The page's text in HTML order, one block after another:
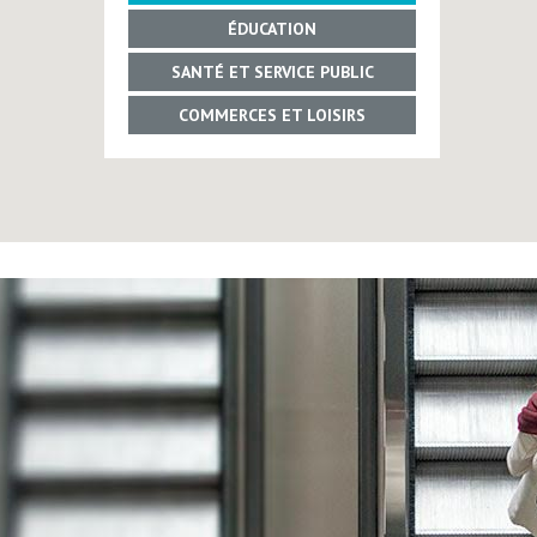
ÉDUCATION
SANTÉ ET SERVICE PUBLIC
COMMERCES ET LOISIRS